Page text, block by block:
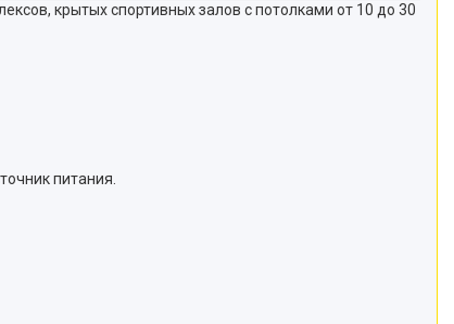
крытых спортивных залов с потолками от 10 до 30
питания.